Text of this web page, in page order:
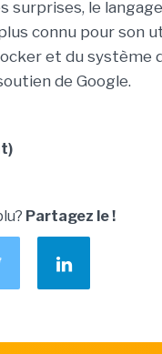
le
connu pour son
et du système
de Google.
Partagez le !